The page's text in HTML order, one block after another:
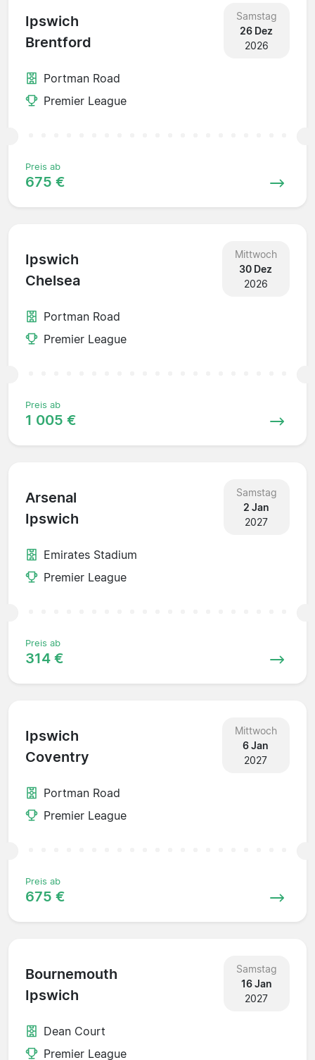
Ipswich
Brentford
Samstag
26 Dez
2026
Portman Road
Premier League
Preis ab
675 €
Ipswich
Chelsea
Mittwoch
30 Dez
2026
Portman Road
Premier League
Preis ab
1 005 €
Arsenal
Ipswich
Samstag
2 Jan
2027
Emirates Stadium
Premier League
Preis ab
314 €
Ipswich
Coventry
Mittwoch
6 Jan
2027
Portman Road
Premier League
Preis ab
675 €
Bournemouth
Ipswich
Samstag
16 Jan
2027
Dean Court
Premier League